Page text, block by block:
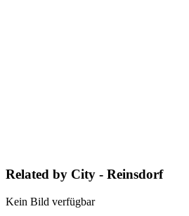
Related by City - Reinsdorf
Kein Bild verfügbar